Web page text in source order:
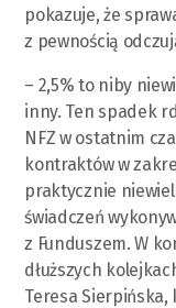
pokazuje, że
z pewnością
– 2,5% to niby
inny. Ten spadek
NFZ w ostatnim
kontraktów w
praktycznie
świadczeń
z Funduszem. W
dłuższych
Teresa